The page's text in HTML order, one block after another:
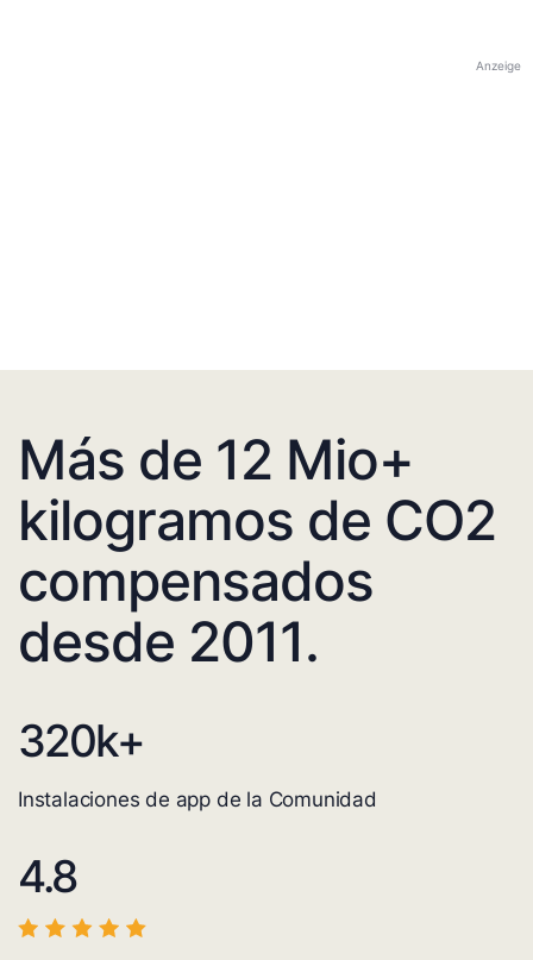
Anzeige
Más de 12 Mio+
kilogramos de CO2
compensados
desde 2011.
320k+
Instalaciones de app de la Comunidad
4.8